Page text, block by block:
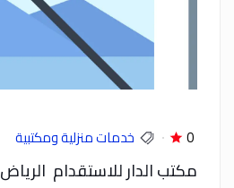
0 خدمات منزلية ومكتبية
مكتب الدار للاستقدام الرياض